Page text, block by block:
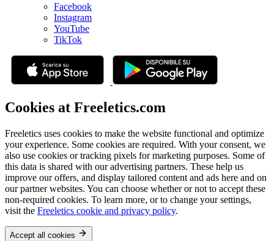
Facebook
Instagram
YouTube
TikTok
Cookies at Freeletics.com
Freeletics uses cookies to make the website functional and optimize
your experience. Some cookies are required. With your consent, we
also use cookies or tracking pixels for marketing purposes. Some of
this data is shared with our advertising partners. These help us
improve our offers, and display tailored content and ads here and on
our partner websites. You can choose whether or not to accept these
non-required cookies. To learn more, or to change your settings,
visit the Freeletics cookie and privacy policy.
Accept all cookies